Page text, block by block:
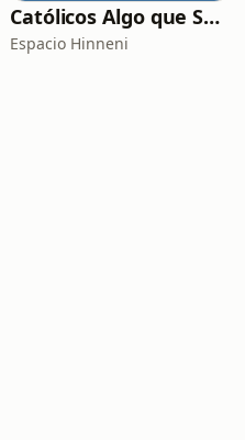
Católicos Algo que Saber
Espacio Hinneni